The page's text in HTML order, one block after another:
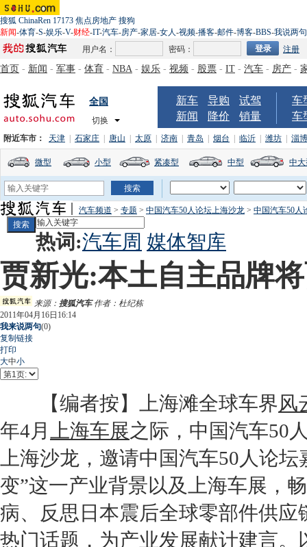
搜狐 ChinaRen 17173 焦点房地产 搜狗
新闻-体育-S-娱乐-V-财经-IT-汽车-房产-家居-女人-视频-播客-邮件-博客-BBS-我说两句
用户名：
密码： 注册
首页 - 新闻 - 军事 - 体育 - NBA - 娱乐 - 视频 - 股票 - IT - 汽车 - 房产 -
全国
切换
新车 导购
试驾
新闻
降价 销量
车
车
附近车市： 天津 石家庄 唐山 太原 济南 青岛 烟台 临沂 潍坊 淄博
微型 小型 紧凑型 中型 中
汽车频道 > 专题 > 中国汽车50人论坛上海沙龙 > 中国汽车50人
热词:汽车周 媒体智库
贾新光:本土自主品牌
来源： 搜狐汽车作者：杜纪栋
2011年04月16日16:14
我来说两句(0)
复制链接
打印
大中小
【编者按】上海滩全球车界风
年4月
上海车展之际，中国汽车50
上海沙龙，邀请中国汽车50人论
变”这一产业背景以及
上海车展 ，
病、反思日本震后全球零部件供应
热门话题，为产业发展献计建言